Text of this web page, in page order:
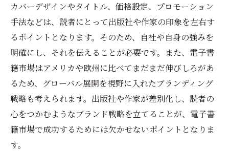
カバーデザインやタイトル、価格設定、プロモーション
手法などは、読者にとって出版社や作家の印象を左右す
るポイントとなります。そのため、自社や自身の強みを
明確にし、それを伝えることが必要です。また、電子書
籍市場はアメリカや欧州に比べてまだまだ伸びしろがあ
るため、グローバル展開を視野に入れたブランディング
戦略も考えられます。出版社や作家が差別化し、読者の
心をつかむようなブランド戦略を立てることが、電子書
籍市場で成功するためには欠かせないポイントとなりま
す。